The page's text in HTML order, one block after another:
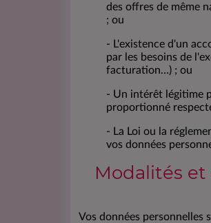
des offres de même
; ou
- L'existence d'un
par les besoins de
facturation…) ; ou
- Un intérêt légitime
proportionné
- La Loi ou la
vos données
Modalités
Vos données personnelles